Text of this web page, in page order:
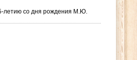
летию со дня рождения М.Ю.